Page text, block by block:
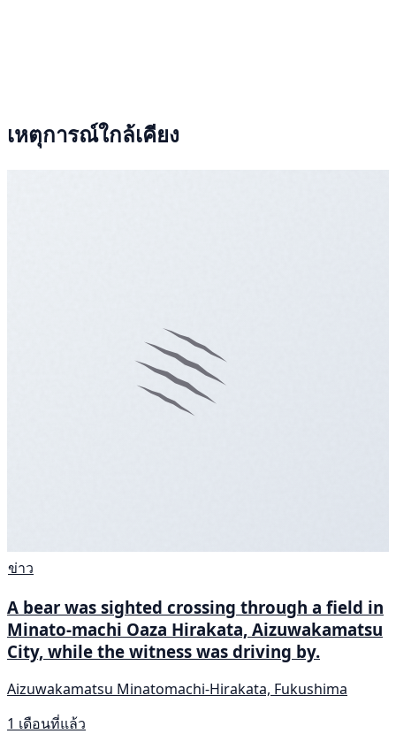
เหตุการณ์ใกล้เคียง
ข่าว
A bear was sighted crossing through a field in
Minato-machi Oaza Hirakata, Aizuwakamatsu
City, while the witness was driving by.
Aizuwakamatsu Minatomachi-Hirakata, Fukushima
1 เดือนที่แล้ว